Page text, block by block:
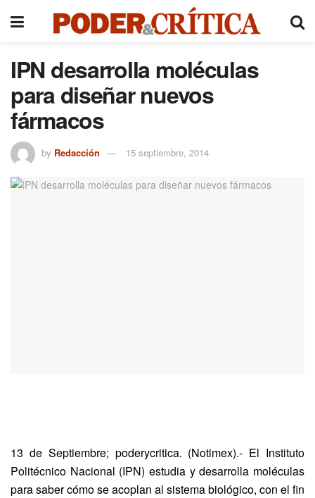
IPN desarrolla moléculas
para diseñar nuevos
fármacos
by Redacción 15 septiembre, 2014
13 de Septiembre; poderycritica. (Notimex).- El Instituto
Politécnico Nacional (IPN) estudia y desarrolla moléculas
para saber cómo se acoplan al sistema biológico, con el fin